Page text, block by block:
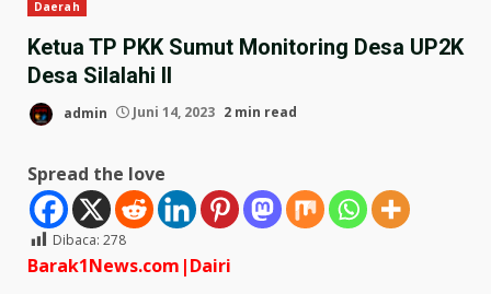
Daerah
Ketua TP PKK Sumut Monitoring Desa UP2K
Desa Silalahi II
admin Juni 14, 2023 2 min read
Spread the love
Dibaca: 278
Barak1News.com|Dairi